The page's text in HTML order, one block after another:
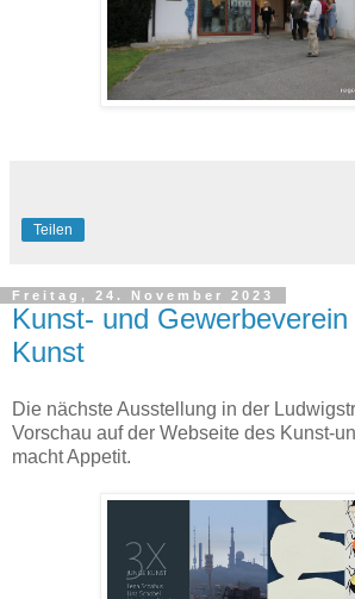
Teilen
Freitag, 24. November 2023
Kunst- und
Kunst
Die nächste Ausstellung in der
Vorschau auf der Webseite des Kunst-
macht Appetit.